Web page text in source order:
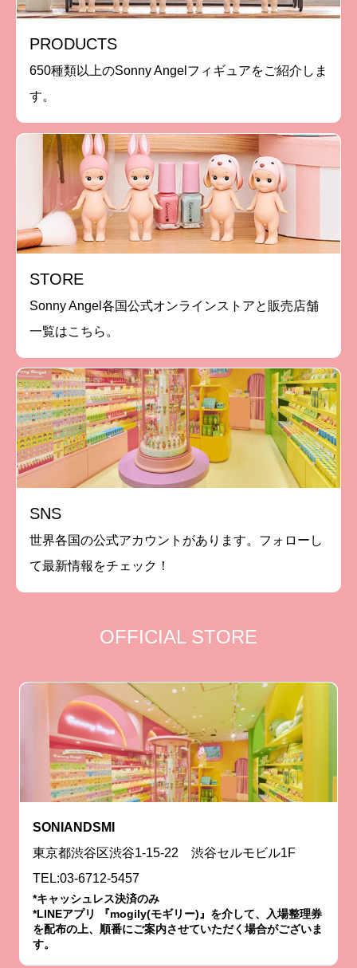
PRODUCTS
650種類以上のSonny Angelフィギュアをご紹介しま
す。
STORE
Sonny Angel各国公式オンラインストアと販売店舗
一覧はこちら。
SNS
世界各国の公式アカウントがあります。フォローし
て最新情報をチェック！
OFFICIAL STORE
SONIANDSMI
東京都渋谷区渋谷1-15-22 渋谷セルモビル1F
TEL:03-6712-5457
*キャッシュレス決済のみ
*LINEアプリ 『mogily(モギリー)』を介して、入場整理券
を配布の上、順番にご案内させていただく場合がございま
す。